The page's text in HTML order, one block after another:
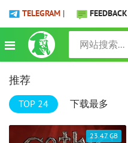
TELEGRAM | FEEDBACK
推荐
TOP 24 下载最多
23.47 GB